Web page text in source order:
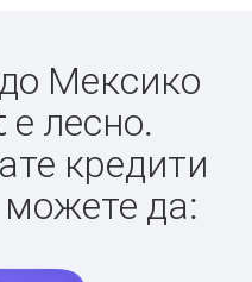
Мексико
лесно.
кредити
да: